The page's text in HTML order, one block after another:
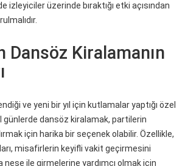
izleyiciler üzerinde bıraktığı etki açısından
Dansöz Kiralamanın
ve yeni bir yıl için kutlamalar yaptığı özel
günlerde dansöz kiralamak, partilerin
için harika bir seçenek olabilir. Özellikle,
misafirlerin keyifli vakit geçirmesini
neşe ile girmelerine yardımcı olmak için